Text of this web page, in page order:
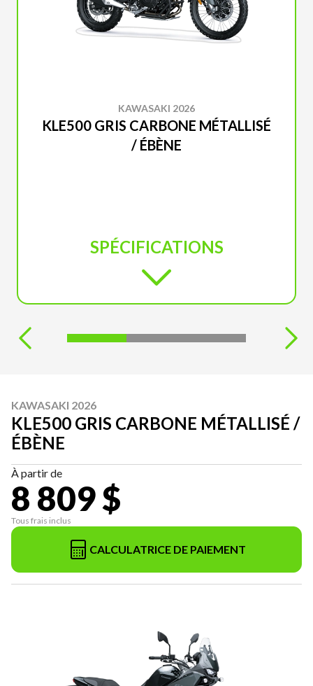
KAWASAKI 2026
KLE500 GRIS CARBONE MÉTALLISÉ
/ ÉBÈNE
SPÉCIFICATIONS
KAWASAKI 2026
KLE500 GRIS CARBONE MÉTALLISÉ /
ÉBÈNE
À partir de
8 809 $
Tous frais inclus
CALCULATRICE DE PAIEMENT